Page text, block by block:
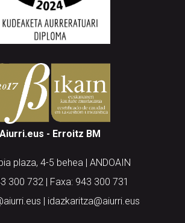
Aiurri.eus - Erroitz BM
plaza, 4-5 behea | ANDOAIN
300 732 | Faxa: 943 300 731
| idazkaritza@aiurri.eus